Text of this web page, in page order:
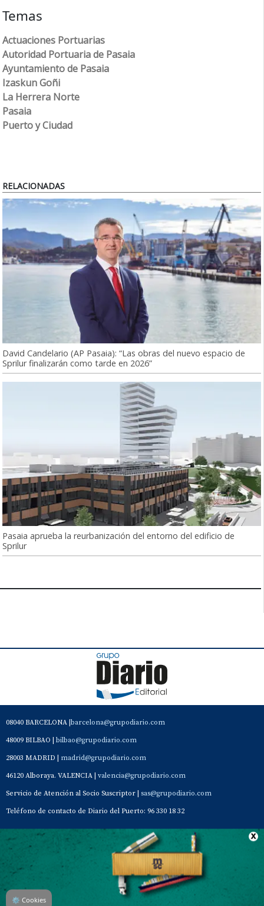
Temas
Actuaciones Portuarias
Autoridad Portuaria de Pasaia
Ayuntamiento de Pasaia
Izaskun Goñi
La Herrera Norte
Pasaia
Puerto y Ciudad
RELACIONADAS
David Candelario (AP Pasaia): “Las obras del nuevo espacio de
Sprilur finalizarán como tarde en 2026”
Pasaia aprueba la reurbanización del entorno del edificio de
Sprilur
08040 BARCELONA | barcelona@grupodiario.com
48009 BILBAO | bilbao@grupodiario.com
28003 MADRID | madrid@grupodiario.com
46120 Alboraya. VALENCIA | valencia@grupodiario.com
Servicio de Atención al Socio Suscriptor | sas@grupodiario.com
Teléfono de contacto de Diario del Puerto: 96 330 18 32
Contacto Aviso Legal Quiénes somos Política de privacidad
⚙ Cookies